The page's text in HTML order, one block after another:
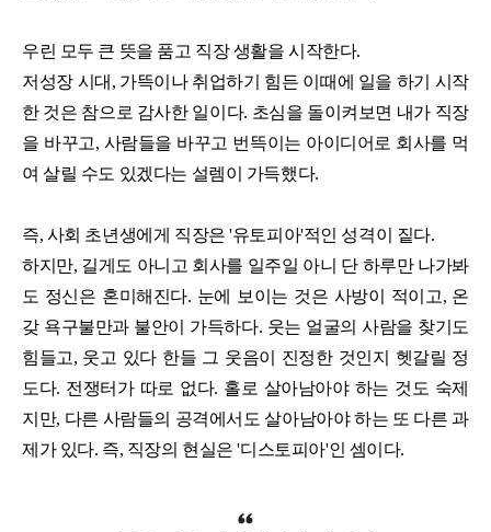
우린 모두 큰 뜻을 품고 직장 생활을 시작한다.
저성장 시대, 가뜩이나 취업하기 힘든 이때에 일을 하기 시작
한 것은 참으로 감사한 일이다. 초심을 돌이켜보면 내가 직장
을 바꾸고, 사람들을 바꾸고 번뜩이는 아이디어로 회사를 먹
여 살릴 수도 있겠다는 설렘이 가득했다.
즉, 사회 초년생에게 직장은 '유토피아'적인 성격이 짙다.
하지만, 길게도 아니고 회사를 일주일 아니 단 하루만 나가봐
도 정신은 혼미해진다. 눈에 보이는 것은 사방이 적이고, 온
갖 욕구불만과 불안이 가득하다. 웃는 얼굴의 사람을 찾기도
힘들고, 웃고 있다 한들 그 웃음이 진정한 것인지 헷갈릴 정
도다. 전쟁터가 따로 없다. 홀로 살아남아야 하는 것도 숙제
지만, 다른 사람들의 공격에서도 살아남아야 하는 또 다른 과
제가 있다. 즉, 직장의 현실은 '디스토피아'인 셈이다.